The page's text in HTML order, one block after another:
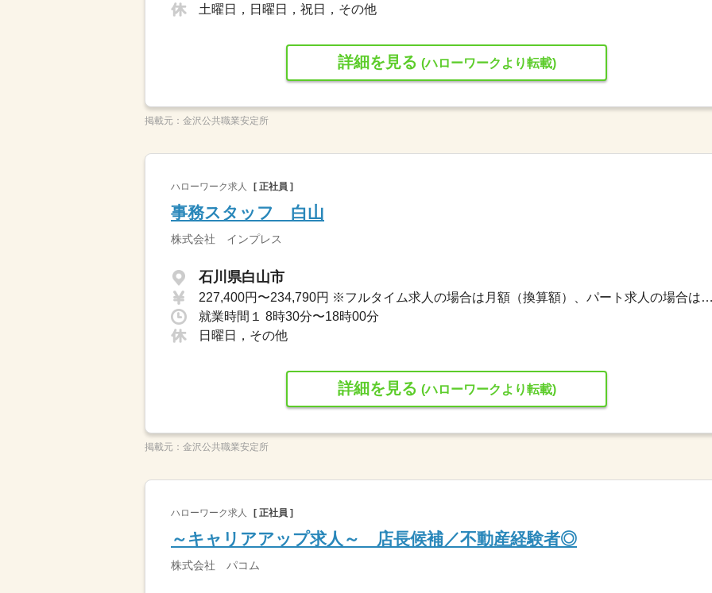
土曜日，日曜日，祝日，その他
詳細を見る (ハローワークより転載)
掲載元： 金沢公共職業安定所
ハローワーク求人 [ 正社員 ]
事務スタッフ 白山
株式会社 インプレス
石川県白山市
227,400円〜234,790円 ※フルタイム求人の場合は月額（換算額）、パート求人の場合は時間額を表示しています。
就業時間１ 8時30分〜18時00分
日曜日，その他
詳細を見る (ハローワークより転載)
掲載元： 金沢公共職業安定所
ハローワーク求人 [ 正社員 ]
～キャリアアップ求人～ 店長候補／不動産経験者◎
株式会社 パコム